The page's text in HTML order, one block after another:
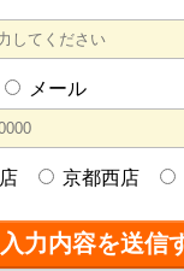
メール
京都西店